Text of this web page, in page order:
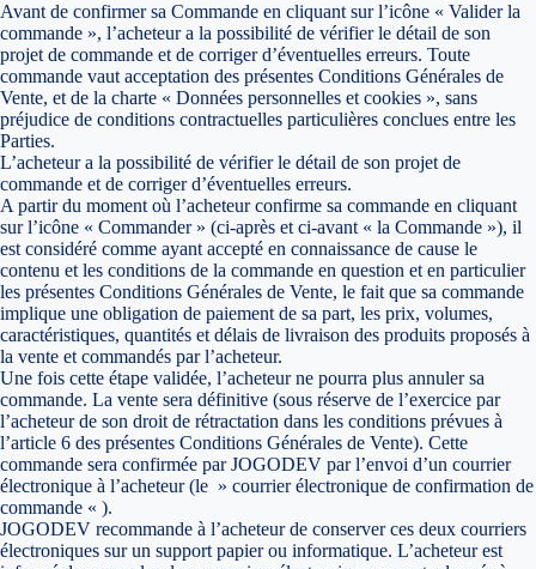
Avant de confirmer sa Commande en cliquant sur l’icône « Valider la
commande », l’acheteur a la possibilité de vérifier le détail de son
projet de commande et de corriger d’éventuelles erreurs. Toute
commande vaut acceptation des présentes Conditions Générales de
Vente, et de la charte « Données personnelles et cookies », sans
préjudice de conditions contractuelles particulières conclues entre les
Parties.
L’acheteur a la possibilité de vérifier le détail de son projet de
commande et de corriger d’éventuelles erreurs.
A partir du moment où l’acheteur confirme sa commande en cliquant
sur l’icône « Commander » (ci-après et ci-avant « la Commande »), il
est considéré comme ayant accepté en connaissance de cause le
contenu et les conditions de la commande en question et en particulier
les présentes Conditions Générales de Vente, le fait que sa commande
implique une obligation de paiement de sa part, les prix, volumes,
caractéristiques, quantités et délais de livraison des produits proposés à
la vente et commandés par l’acheteur.
Une fois cette étape validée, l’acheteur ne pourra plus annuler sa
commande. La vente sera définitive (sous réserve de l’exercice par
l’acheteur de son droit de rétractation dans les conditions prévues à
l’article 6 des présentes Conditions Générales de Vente). Cette
commande sera confirmée par JOGODEV par l’envoi d’un courrier
électronique à l’acheteur (le » courrier électronique de confirmation de
commande « ).
JOGODEV recommande à l’acheteur de conserver ces deux courriers
électroniques sur un support papier ou informatique. L’acheteur est